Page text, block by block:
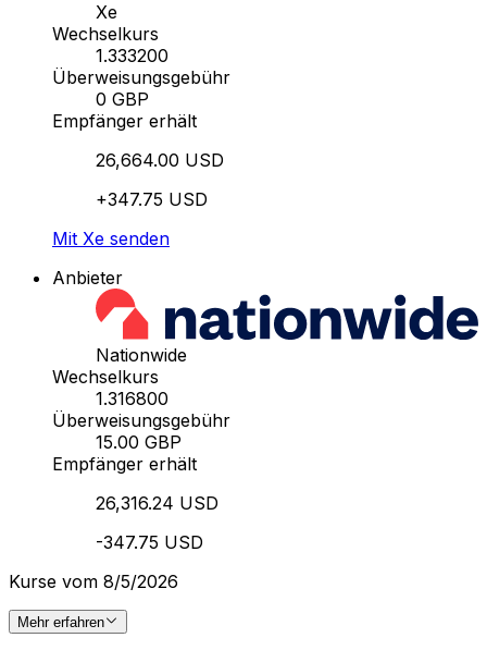
Xe
Wechselkurs
1.333200
Überweisungsgebühr
0 GBP
Empfänger erhält
26,664.00 USD
+347.75 USD
Mit Xe senden
Anbieter
Nationwide
Wechselkurs
1.316800
Überweisungsgebühr
15.00 GBP
Empfänger erhält
26,316.24 USD
-347.75 USD
Kurse vom 8/5/2026
Mehr erfahren